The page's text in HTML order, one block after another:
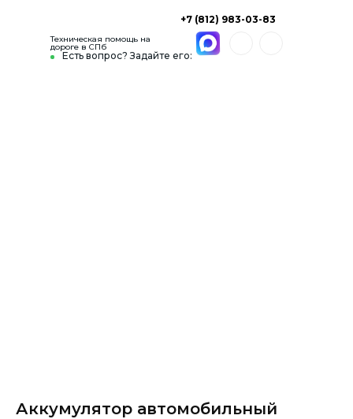
Есть вопрос? Задайте его:
+7 (812) 983-03-83
Техническая помощь на
дороге в СПб
Аккумулятор автомобильный